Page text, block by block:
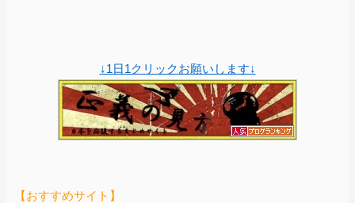
↓1日1クリックお願いします↓
【おすすめサイト】